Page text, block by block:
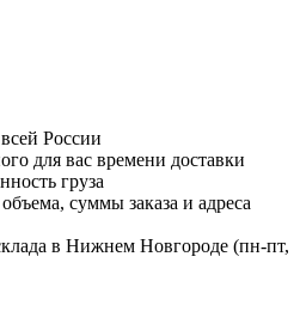
России
для вас времени доставки
груза
суммы заказа и адреса
в Нижнем Новгороде (пн-пт,